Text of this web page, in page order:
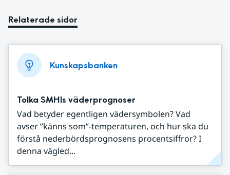
Relaterade sidor
Kunskapsbanken
Tolka SMHIs väderprognoser
Vad betyder egentligen vädersymbolen? Vad
avser ”känns som”-temperaturen, och hur ska du
förstå nederbördsprognosens procentsiffror? I
denna vägled...